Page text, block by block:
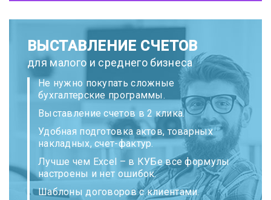
ВЫСТАВЛЕНИЕ СЧЕТОВ
для малого и среднего бизнеса
Не нужно покупать сложные
бухгалтерские программы.
Выставление счетов в 2 клика.
Удобная подготовка актов, товарных
накладных, счет-фактур.
Лучше чем Excel – в КУБе все формулы
настроены и нет ошибок.
Шаблоны договоров с клиентами.